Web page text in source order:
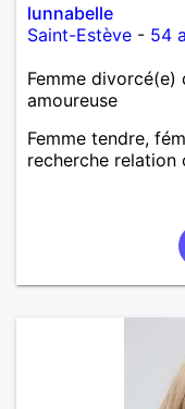
lunnabelle
Saint-Estève - 54
Femme
amoureuse
Femme tendre,
recherche relation